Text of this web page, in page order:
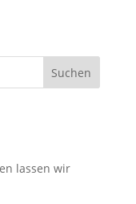
lassen wir